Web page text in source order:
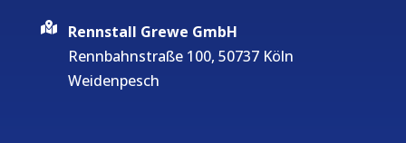
Rennstall Grewe GmbH
Rennbahnstraße 100, 50737 Köln
Weidenpesch